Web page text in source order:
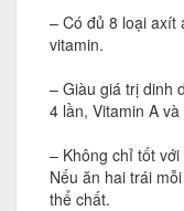
– Có đủ 8 loại axít
vitamin.
– Giàu giá trị dinh
4 lần, Vitamin A
– Không chỉ tốt
Nếu ăn hai trái
thể chất.